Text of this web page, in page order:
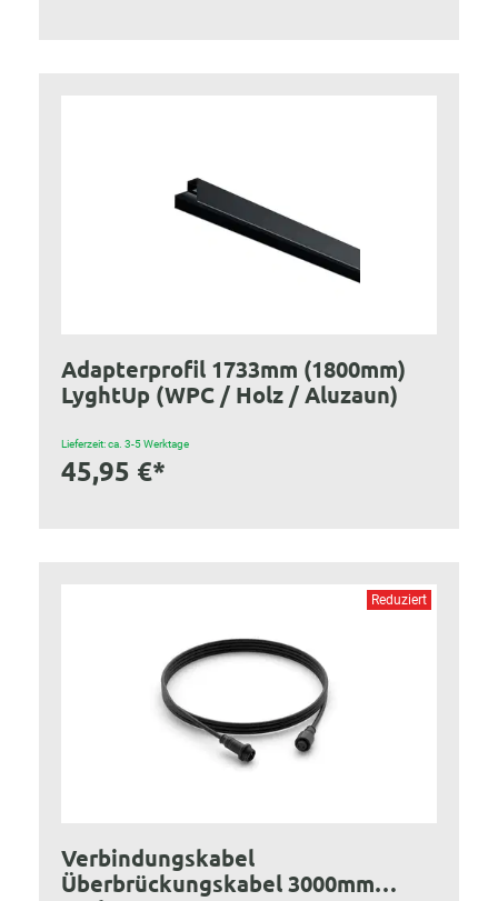
Adapterprofil 1733mm (1800mm)
LyghtUp (WPC / Holz / Aluzaun)
Lieferzeit: ca. 3-5 Werktage
45,95 €*
Reduziert
Verbindungskabel
Überbrückungskabel 3000mm